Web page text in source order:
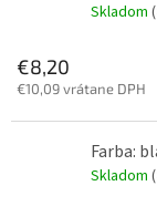
Skladom
€8,20
€10,09 vrátane DPH
Farba:
Skladom